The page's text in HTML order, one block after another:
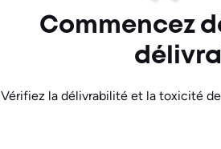
Commencez
Vérifiez la délivrabilité et la toxicité